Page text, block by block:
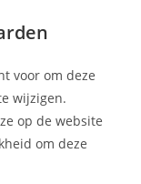
voor om deze
wijzigen.
op de website
om deze